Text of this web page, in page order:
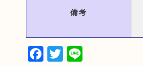
備考
Facebook
Twitter
Line